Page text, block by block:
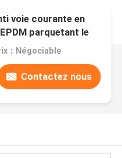
voie courante en
parquetant le
：Négociable
Contactez nous